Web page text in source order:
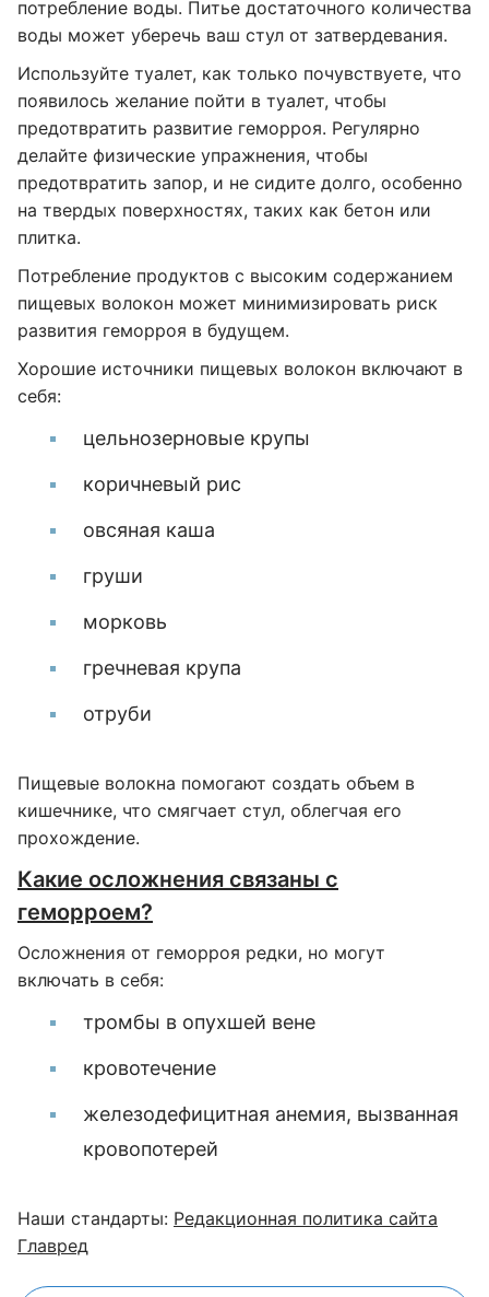
потребление воды. Питье достаточного количества
воды может уберечь ваш стул от затвердевания.
Используйте туалет, как только почувствуете, что
появилось желание пойти в туалет, чтобы
предотвратить развитие геморроя. Регулярно
делайте физические упражнения, чтобы
предотвратить запор, и не сидите долго, особенно
на твердых поверхностях, таких как бетон или
плитка.
Потребление продуктов с высоким содержанием
пищевых волокон может минимизировать риск
развития геморроя в будущем.
Хорошие источники пищевых волокон включают в
себя:
цельнозерновые крупы
коричневый рис
овсяная каша
груши
морковь
гречневая крупа
отруби
Пищевые волокна помогают создать объем в
кишечнике, что смягчает стул, облегчая его
прохождение.
Какие осложнения связаны с
геморроем?
Осложнения от геморроя редки, но могут
включать в себя:
тромбы в опухшей вене
кровотечение
железодефицитная анемия, вызванная
кровопотерей
Наши стандарты: Редакционная политика сайта
Главред